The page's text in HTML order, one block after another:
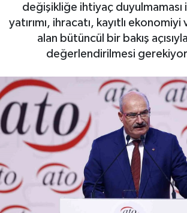
değişikliğe ihtiyaç duyulmaması
yatırımı, ihracatı, kayıtlı
alan bütüncül bir bakış
değerlendirilmesi
OTO DETAY
SAĞLIK
SPOR
FİNANS